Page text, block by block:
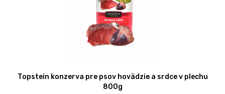
Topstein konzerva pre psov hovädzie a srdce v plechu
800g